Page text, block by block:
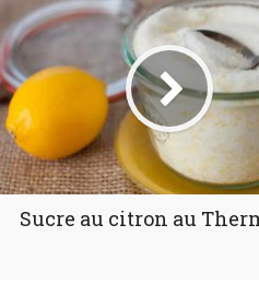
Sucre au citron au